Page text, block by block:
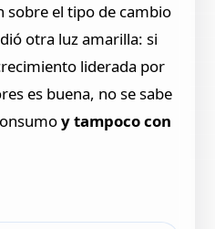
sobre el tipo de cambio
otra luz amarilla: si
liderada por
es buena, no se sabe
y tampoco con